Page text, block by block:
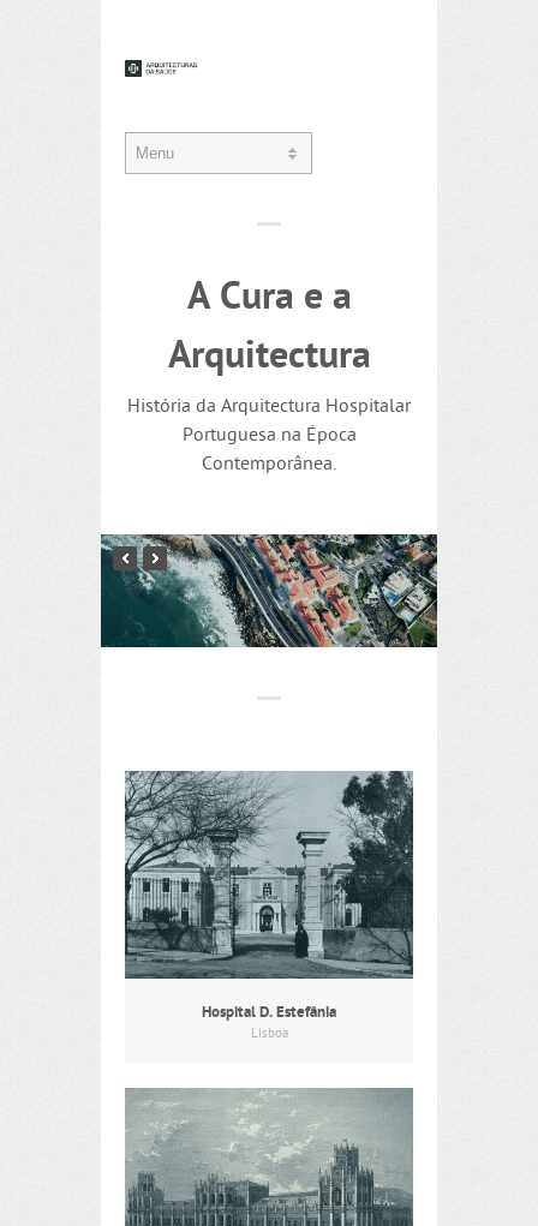
A Cura e a
Arquitectura
História da Arquitectura Hospitalar
Portuguesa na Época
Contemporânea.
Hospital D. Estefânia
Lisboa